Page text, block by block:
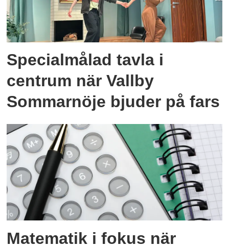
Specialmålad tavla i
centrum när Vallby
Sommarnöje bjuder på fars
Matematik i fokus när